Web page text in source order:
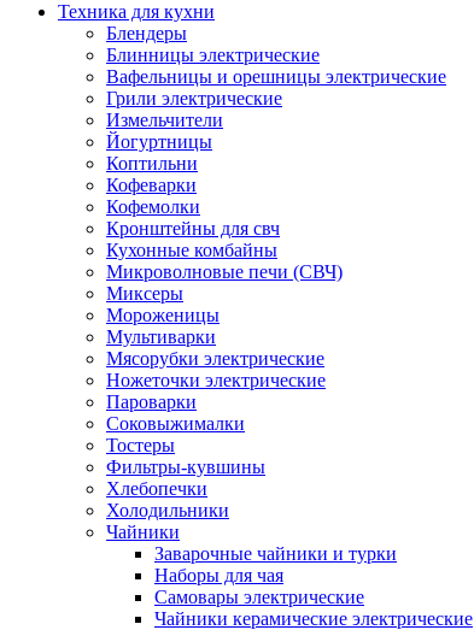
Техника для кухни
Блендеры
Блинницы электрические
Вафельницы и орешницы электрические
Грили электрические
Измельчители
Йогуртницы
Коптильни
Кофеварки
Кофемолки
Кронштейны для свч
Кухонные комбайны
Микроволновые печи (СВЧ)
Миксеры
Мороженицы
Мультиварки
Мясорубки электрические
Ножеточки электрические
Пароварки
Соковыжималки
Тостеры
Фильтры-кувшины
Хлебопечки
Холодильники
Чайники
Заварочные чайники и турки
Наборы для чая
Самовары электрические
Чайники керамические электрические